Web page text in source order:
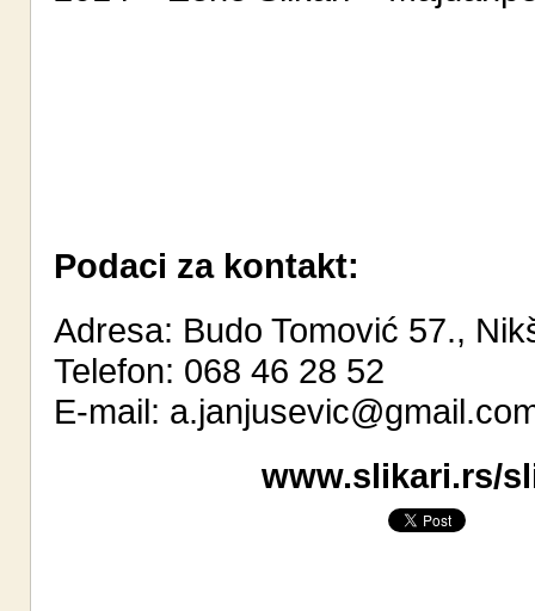
Podaci za kontakt:
Adresa: Budo Tomović 57.,
Telefon: 068 46 28 52
E-mail:
www.slikari.rs/